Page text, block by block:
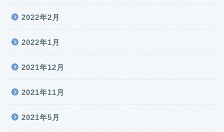
2022年2月
2022年1月
2021年12月
2021年11月
2021年5月